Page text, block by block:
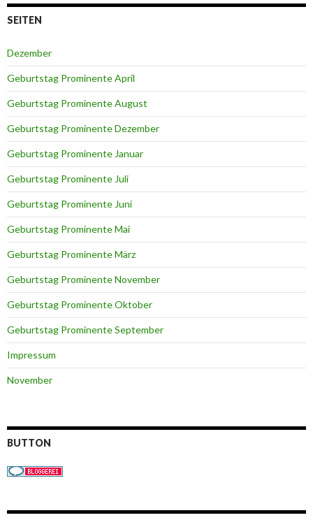
SEITEN
Dezember
Geburtstag Prominente April
Geburtstag Prominente August
Geburtstag Prominente Dezember
Geburtstag Prominente Januar
Geburtstag Prominente Juli
Geburtstag Prominente Juni
Geburtstag Prominente Mai
Geburtstag Prominente März
Geburtstag Prominente November
Geburtstag Prominente Oktober
Geburtstag Prominente September
Impressum
November
BUTTON